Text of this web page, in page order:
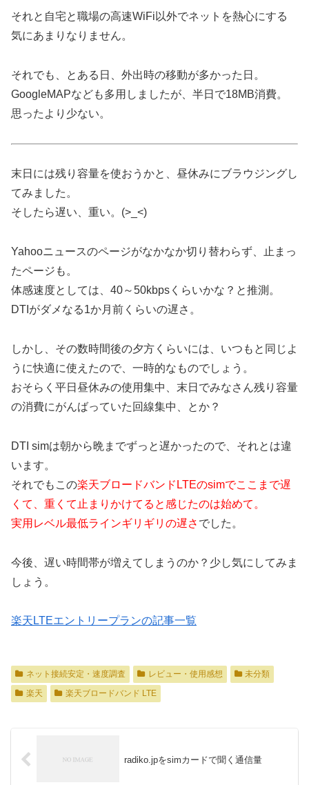
それと自宅と職場の高速WiFi以外でネットを熱心にする
気にあまりなりません。
それでも、とある日、外出時の移動が多かった日。
GoogleMAPなども多用しましたが、半日で18MB消費。
思ったより少ない。
末日には残り容量を使おうかと、昼休みにブラウジングし
てみました。
そしたら遅い、重い。(>_<)
Yahooニュースのページがなかなか切り替わらず、止まっ
たページも。
体感速度としては、40～50kbpsくらいかな？と推測。
DTIがダメなる1か月前くらいの遅さ。
しかし、その数時間後の夕方くらいには、いつもと同じよ
うに快適に使えたので、一時的なものでしょう。
おそらく平日昼休みの使用集中、末日でみなさん残り容量
の消費にがんばっていた回線集中、とか？
DTI simは朝から晩までずっと遅かったので、それとは違
います。
それでもこの楽天ブロードバンドLTEのsimでここまで遅
くて、重くて止まりかけてると感じたのは始めて。
実用レベル最低ラインギリギリの遅さ でした。
今後、遅い時間帯が増えてしまうのか？少し気にしてみま
しょう。
楽天LTEエントリープランの記事一覧
ネット接続安定・速度調査 レビュー・使用感想
未分類
楽天
楽天ブロードバンド LTE
radiko.jpをsimカードで聞く通信量